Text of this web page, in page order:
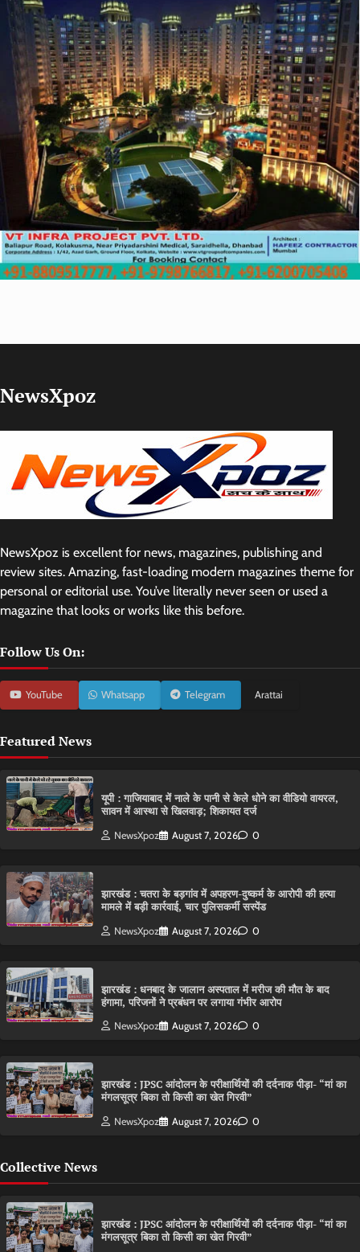
NewsXpoz
NewsXpoz is excellent for news, magazines, publishing and
review sites. Amazing, fast-loading modern magazines theme for
personal or editorial use. You’ve literally never seen or used a
magazine that looks or works like this before.
Follow Us On:
YouTube Whatsapp Telegram Arattai
Featured News
यूपी : गाजियाबाद में नाले के पानी से केले धोने का वीडियो वायरल,
सावन में आस्था से खिलवाड़; शिकायत दर्ज
NewsXpoz August 7, 2026 0
झारखंड : चतरा के बड़गांव में अपहरण-दुष्कर्म के आरोपी की हत्या
मामले में बड़ी कार्रवाई, चार पुलिसकर्मी सस्पेंड
NewsXpoz August 7, 2026 0
झारखंड : धनबाद के जालान अस्पताल में मरीज की मौत के बाद
हंगामा, परिजनों ने प्रबंधन पर लगाया गंभीर आरोप
NewsXpoz August 7, 2026 0
झारखंड : JPSC आंदोलन के परीक्षार्थियों की दर्दनाक पीड़ा- “मां का
मंगलसूत्र बिका तो किसी का खेत गिरवी”
NewsXpoz August 7, 2026 0
Collective News
झारखंड : JPSC आंदोलन के परीक्षार्थियों की दर्दनाक पीड़ा- “मां का
मंगलसूत्र बिका तो किसी का खेत गिरवी”